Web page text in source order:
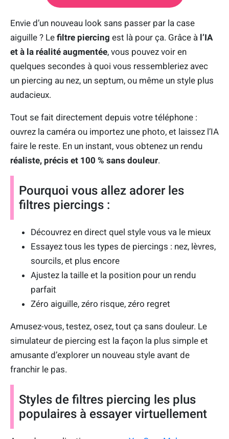
Envie d’un nouveau look sans passer par la case
aiguille ? Le filtre piercing est là pour ça. Grâce à l’IA
et à la réalité augmentée, vous pouvez voir en
quelques secondes à quoi vous ressembleriez avec
un piercing au nez, un septum, ou même un style plus
audacieux.
Tout se fait directement depuis votre téléphone :
ouvrez la caméra ou importez une photo, et laissez l’IA
faire le reste. En un instant, vous obtenez un rendu
réaliste, précis et 100 % sans douleur.
Pourquoi vous allez adorer les
filtres piercings :
Découvrez en direct quel style vous va le mieux
Essayez tous les types de piercings : nez, lèvres,
sourcils, et plus encore
Ajustez la taille et la position pour un rendu
parfait
Zéro aiguille, zéro risque, zéro regret
Amusez-vous, testez, osez, tout ça sans douleur. Le
simulateur de piercing est la façon la plus simple et
amusante d’explorer un nouveau style avant de
franchir le pas.
Styles de filtres piercing les plus
populaires à essayer virtuellement